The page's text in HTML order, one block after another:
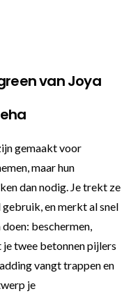
van Joya
gemaakt voor
maar hun
dan nodig. Je trekt ze
en merkt al snel
beschermen,
twee betonnen pijlers
vangt trappen en
je